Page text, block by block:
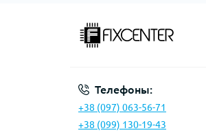
Телефоны:
+38 (097) 063-56-71
+38 (099) 130-19-43